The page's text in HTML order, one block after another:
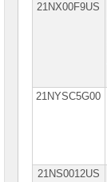
21NX00F9US
21NYSC5G00
21NS0012US